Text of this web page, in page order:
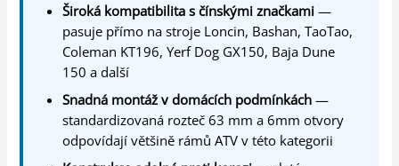
Široká kompatibilita s čínskými značkami —
pasuje přímo na stroje Loncin, Bashan, TaoTao,
Coleman KT196, Yerf Dog GX150, Baja Dune
150 a další
Snadná montáž v domácích podmínkách —
standardizovaná rozteč 63 mm a 6mm otvory
odpovídají většině rámů ATV v této kategorii